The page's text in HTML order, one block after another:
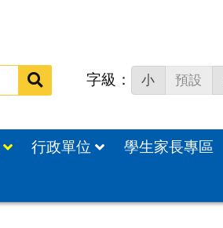
搜
字級： 小 預設
行政單位 學生家長專區